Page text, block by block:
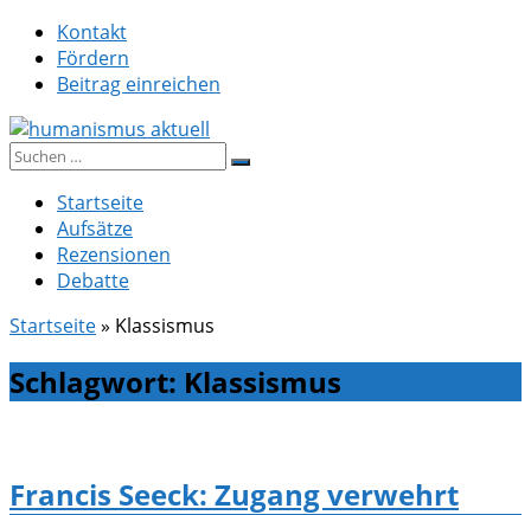
Zum
Inhalt
springen
Kontakt
Fördern
Beitrag einreichen
humanismus aktuell
Suche
Startseite
Aufsätze
Rezensionen
Debatte
Startseite» Klassismus
Schlagwort: Klassismus
Francis Seeck: Zugang verwehrt